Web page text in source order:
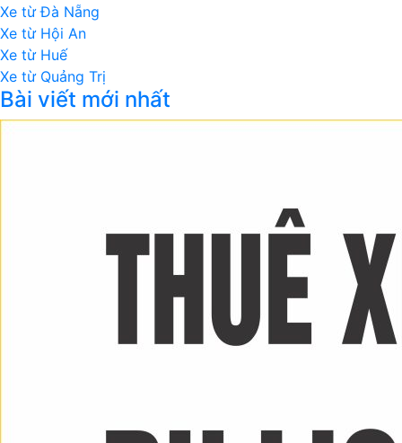
Xe từ Đà Nẵng
Xe từ Hội An
Xe từ Huế
Xe từ Quảng Trị
Bài viết mới nhất